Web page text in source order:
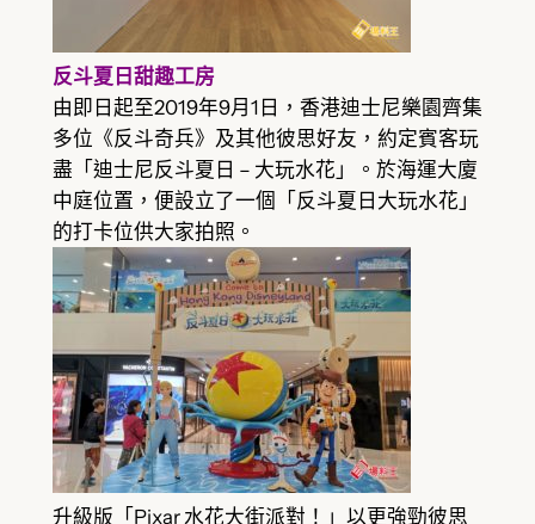
反斗夏日甜趣工房
由即日起至2019年9月1日，香港迪士尼樂園齊集
多位《反斗奇兵》及其他彼思好友，約定賓客玩
盡「迪士尼反斗夏日 – 大玩水花」。於海運大廈
中庭位置，便設立了一個「反斗夏日大玩水花」
的打卡位供大家拍照。
升級版「Pixar 水花大街派對！」以更強勁彼思